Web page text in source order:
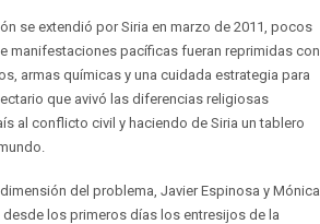
se extendió por Siria en marzo de 2011, pocos
manifestaciones pacíficas fueran reprimidas con
armas químicas y una cuidada estrategia para
que avivó las diferencias religiosas
al conflicto civil y haciendo de Siria un tablero
del problema, Javier Espinosa y Mónica
desde los primeros días los entresijos de la